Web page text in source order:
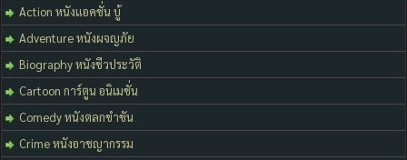
Action หนังแอคชั่น บู้
Adventure หนังผจญภัย
Biography หนังชีวประวัติ
Cartoon การ์ตูน อนิเมชั่น
Comedy หนังตลกขำขัน
Crime หนังอาชญากรรม